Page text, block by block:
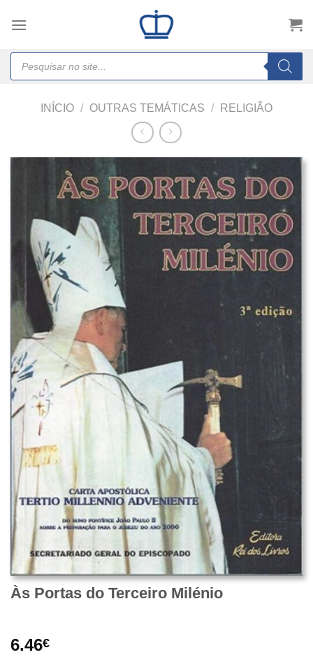
Products
search
INÍCIO / OUTRAS TEMÁTICAS / RELIGIÃO
Às Portas do Terceiro Milénio
6.46€